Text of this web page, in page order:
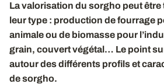
La valorisation du sorgho peut
leur type : production de fourrage
animale ou de biomasse pour
grain, couvert végétal… Le point
autour des différents profils et
de sorgho.